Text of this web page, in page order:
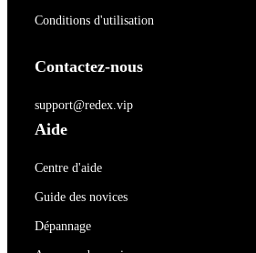
Conditions d'utilisation
Contactez-nous
support@redex.vip
Aide
Centre d'aide
Guide des novices
Dépannage